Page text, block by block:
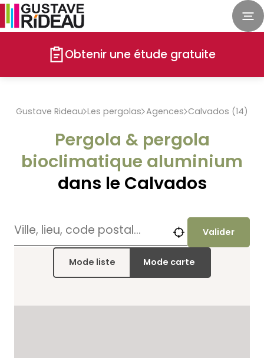
Obtenir une étude gratuite
Gustave Rideau Les pergolas Agences Calvados (14)
Pergola & pergola
bioclimatique aluminium
dans le Calvados
Valider
Mode liste Mode carte